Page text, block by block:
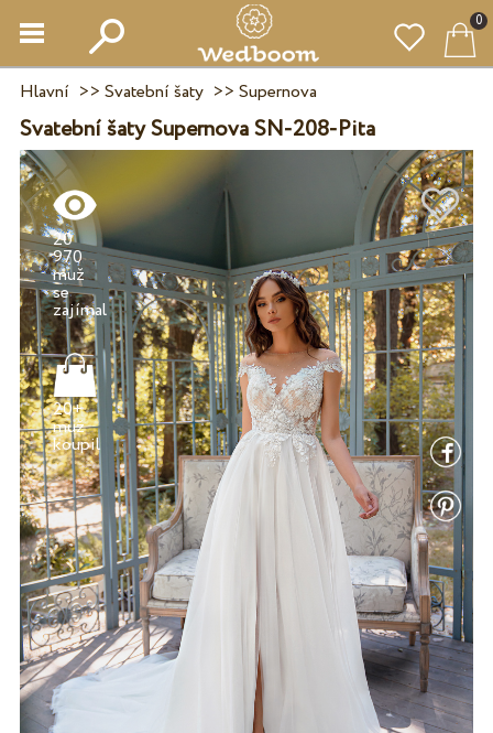
0
Hlavní >> Svatební šaty>> Supernova
Svatební šaty Supernova SN-208-Pita
20
970
muž
se
20+
muž
koupil